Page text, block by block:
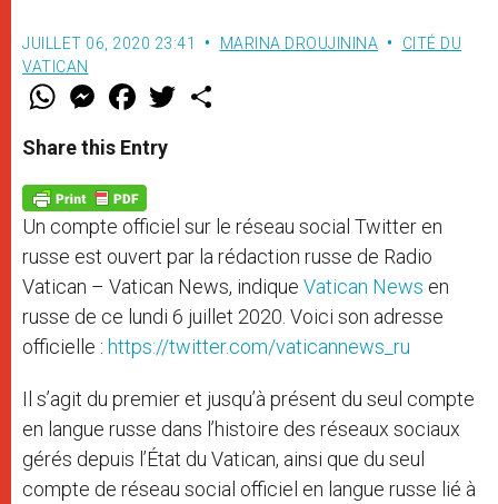
JUILLET 06, 2020 23:41 MARINA DROUJININA
CITÉ DU
VATICAN
W
t
s
p
p
M
e
s
e
g
e
r
F
a
e
b
o
k
w
Share this Entry
Un compte officiel sur le réseau social Twitter en
russe est ouvert par la rédaction russe de Radio
Vatican – Vatican News, indique Vatican News en
russe de ce lundi 6 juillet 2020. Voici son adresse
officielle : https://twitter.com/vaticannews_ru
Il s’agit du premier et jusqu’à présent du seul compte
en langue russe dans l’histoire des réseaux sociaux
gérés depuis l’État du Vatican, ainsi que du seul
compte de réseau social officiel en langue russe lié à